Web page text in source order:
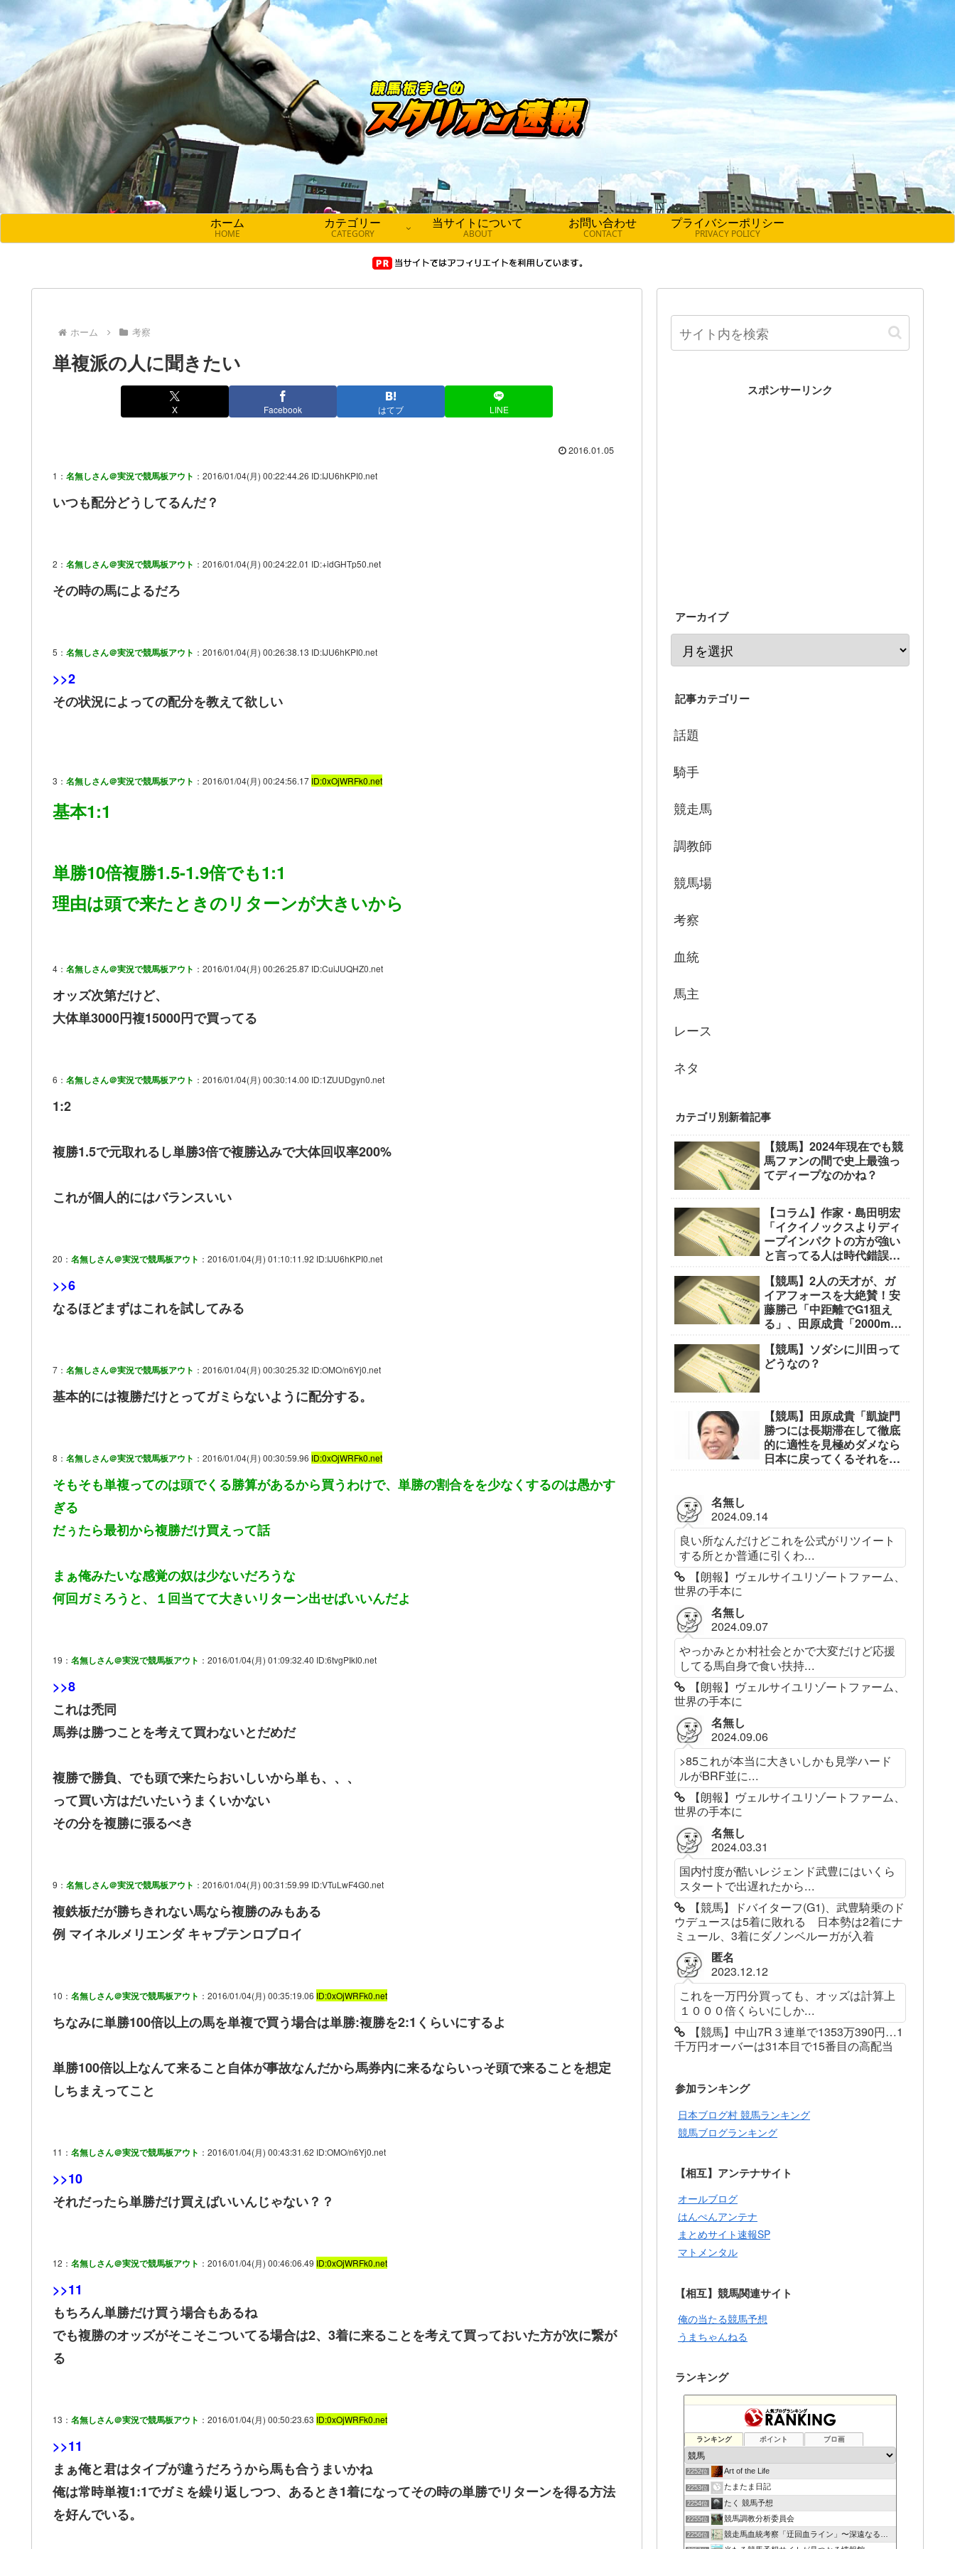
ホーム
HOME
カテゴリー
CATEGORY
当サイトについて
ABOUT
お問い合わせ
CONTACT
プライバシーポリシー
PRIVACY POLICY
ホーム 考察
単複派の人に聞きたい
X Facebook はてブ LINE
2016.01.05
1： 名無しさん＠実況で競馬板アウト ：2016/01/04(月) 00:22:44.26 ID:IJU6hKPI0.net
いつも配分どうしてるんだ？
2： 名無しさん＠実況で競馬板アウト ：2016/01/04(月) 00:24:22.01 ID:+idGHTp50.net
その時の馬によるだろ
5： 名無しさん＠実況で競馬板アウト ：2016/01/04(月) 00:26:38.13 ID:IJU6hKPI0.net
>>2
その状況によっての配分を教えて欲しい
3： 名無しさん＠実況で競馬板アウト ：2016/01/04(月) 00:24:56.17 ID:0xOjWRFk0.net
基本1:1
単勝10倍複勝1.5-1.9倍でも1:1
理由は頭で来たときのリターンが大きいから
4： 名無しさん＠実況で競馬板アウト ：2016/01/04(月) 00:26:25.87 ID:CuiJUQHZ0.net
オッズ次第だけど、
大体単3000円複15000円で買ってる
6： 名無しさん＠実況で競馬板アウト ：2016/01/04(月) 00:30:14.00 ID:1ZUUDgyn0.net
1:2
複勝1.5で元取れるし単勝3倍で複勝込みで大体回収率200%
これが個人的にはバランスいい
20： 名無しさん＠実況で競馬板アウト ：2016/01/04(月) 01:10:11.92 ID:IJU6hKPI0.net
>>6
なるほどまずはこれを試してみる
7： 名無しさん＠実況で競馬板アウト ：2016/01/04(月) 00:30:25.32 ID:OMO/n6Yj0.net
基本的には複勝だけとってガミらないように配分する。
8： 名無しさん＠実況で競馬板アウト ：2016/01/04(月) 00:30:59.96 ID:0xOjWRFk0.net
そもそも単複ってのは頭でくる勝算があるから買うわけで、単勝の割合をを少なくするのは愚かす
ぎる
だぅたら最初から複勝だけ買えって話
まぁ俺みたいな感覚の奴は少ないだろうな
何回ガミろうと、１回当てて大きいリターン出せばいいんだよ
19： 名無しさん＠実況で競馬板アウト ：2016/01/04(月) 01:09:32.40 ID:6tvgPIkI0.net
>>8
これは禿同
馬券は勝つことを考えて買わないとだめだ
複勝で勝負、でも頭で来たらおいしいから単も、、、
って買い方はだいたいうまくいかない
その分を複勝に張るべき
9： 名無しさん＠実況で競馬板アウト ：2016/01/04(月) 00:31:59.99 ID:VTuLwF4G0.net
複鉄板だが勝ちきれない馬なら複勝のみもある
例 マイネルメリエンダ キャプテンロブロイ
10： 名無しさん＠実況で競馬板アウト ：2016/01/04(月) 00:35:19.06 ID:0xOjWRFk0.net
ちなみに単勝100倍以上の馬を単複で買う場合は単勝:複勝を2:1くらいにするよ
単勝100倍以上なんて来ること自体が事故なんだから馬券内に来るならいっそ頭で来ることを想定
しちまえってこと
11： 名無しさん＠実況で競馬板アウト ：2016/01/04(月) 00:43:31.62 ID:OMO/n6Yj0.net
>>10
それだったら単勝だけ買えばいいんじゃない？？
12： 名無しさん＠実況で競馬板アウト ：2016/01/04(月) 00:46:06.49 ID:0xOjWRFk0.net
>>11
もちろん単勝だけ買う場合もあるね
でも複勝のオッズがそこそこついてる場合は2、3着に来ることを考えて買っておいた方が次に繋が
る
13： 名無しさん＠実況で競馬板アウト ：2016/01/04(月) 00:50:23.63 ID:0xOjWRFk0.net
>>11
まぁ俺と君はタイプが違うだろうから馬も合うまいかね
俺は常時単複1:1でガミを繰り返しつつ、あるとき1着になってその時の単勝でリターンを得る方法
を好んでいる。
スポンサーリンク
アーカイブ
記事カテゴリー
話題
騎手
競走馬
調教師
競馬場
考察
血統
馬主
レース
ネタ
カテゴリ別新着記事
【競馬】2024年現在でも競
馬ファンの間で史上最強っ
てディープなのかね？
【コラム】作家・島田明宏
「イクイノックスよりディ
ープインパクトの方が強い
と言ってる人は時代錯誤の
【競馬】2人の天才が、ガ
イアフォースを大絶賛！安
藤勝己「中距離でG1狙え
る」、田原成貴「2000mな
【競馬】ソダシに川田って
どうなの？
【競馬】田原成貴「凱旋門
勝つには長期滞在して徹底
的に適性を見極めダメなら
日本に戻ってくるそれを繰
名無し
2024.09.14
良い所なんだけどこれを公式がリツイート
する所とか普通に引くわ...
【朗報】ヴェルサイユリゾートファーム、
世界の手本に
名無し
2024.09.07
やっかみとか村社会とかで大変だけど応援
してる馬自身で食い扶持...
【朗報】ヴェルサイユリゾートファーム、
世界の手本に
名無し
2024.09.06
>85これが本当に大きいしかも見学ハード
ルがBRF並に...
【朗報】ヴェルサイユリゾートファーム、
世界の手本に
名無し
2024.03.31
国内忖度が酷いレジェンド武豊にはいくら
スタートで出遅れたから...
【競馬】ドバイターフ(G1)、武豊騎乗のド
ウデュースは5着に敗れる 日本勢は2着にナ
ミュール、3着にダノンベルーガが入着
匿名
2023.12.12
これを一万円分買っても、オッズは計算上
１０００倍くらいにしか...
【競馬】中山7R３連単で1353万390円…1
千万円オーバーは31本目で15番目の高配当
参加ランキング
日本ブログ村 競馬ランキング
競馬ブログランキング
【相互】アンテナサイト
オールブログ
はんぺんアンテナ
まとめサイト速報SP
マトメンタル
【相互】競馬関連サイト
俺の当たる競馬予想
うまちゃんねる
ランキング
ランキング ポイント ブロ画
2252位 Art of the Life
2253位 たまたま日記
2254位 たく 競馬予想
2255位 競馬調教分析委員会
2256位 競走馬血統考察「迂回血ライン」〜深遠なる血の連鎖〜